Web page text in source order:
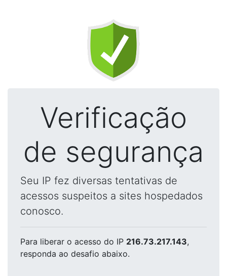
Verificação
de segurança
Seu IP fez diversas tentativas de
acessos suspeitos a sites hospedados
conosco.
Para liberar o acesso do IP 216.73.217.143,
responda ao desafio abaixo.